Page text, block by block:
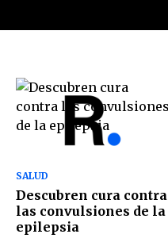
SALUD
Descubren cura contra
las convulsiones de la
epilepsia